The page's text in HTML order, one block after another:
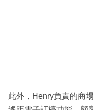
此外，Henry負責的商